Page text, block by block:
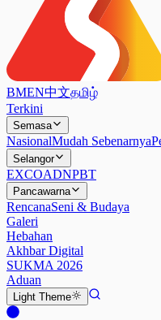
BMEN中文தமிழ்
Terkini
Semasa
NasionalMudah Sebenarnya
Selangor
EXCOADNPBT
Pancawarna
RencanaSeni & Budaya
Galeri
Hebahan
Akhbar Digital
SUKMA 2026
Aduan
Light Theme